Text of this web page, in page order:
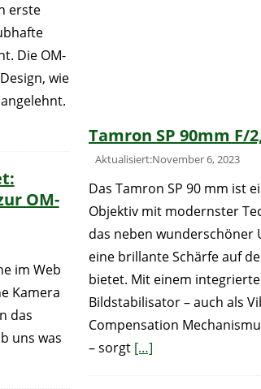
erste
Die OM-
wie
OM-
im Web
Kamera
das
uns was
Tamron SP 90mm F/
Aktualisiert:November 6, 2023
Das Tamron SP 90 mm ist
Objektiv mit modernster
das neben wunderschöner
eine brillante Schärfe auf
bietet. Mit einem
Bildstabilisator – auch als
Compensation
– sorgt […]